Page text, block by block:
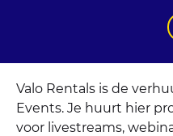
Valo Rentals is de
Events. Je huurt hier
voor livestreams,